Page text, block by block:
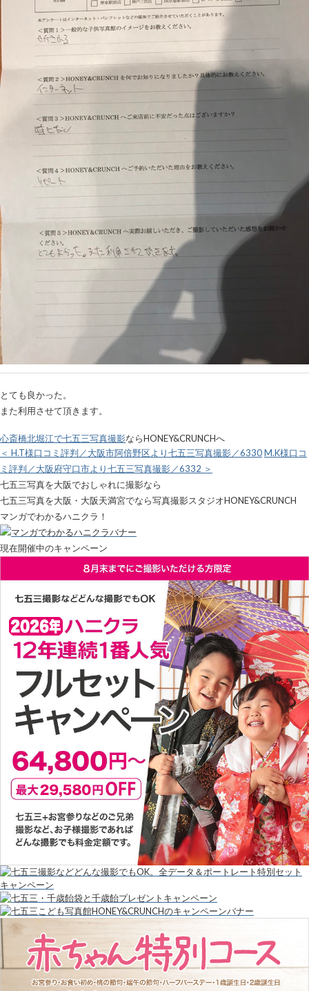
とても良かった。
また利用させて頂きます。
心斎橋北堀江で七五三写真撮影ならHONEY&CRUNCHへ
＜ H.T様口コミ評判／大阪市阿倍野区より七五三写真撮影／6330M.K様口コ
ミ評判／大阪府守口市より七五三写真撮影／6332 ＞
七五三写真を大阪でおしゃれに撮影なら
七五三写真を大阪・大阪天満宮でなら写真撮影スタジオHONEY&CRUNCH
マンガでわかるハニクラ！
現在開催中のキャンペーン